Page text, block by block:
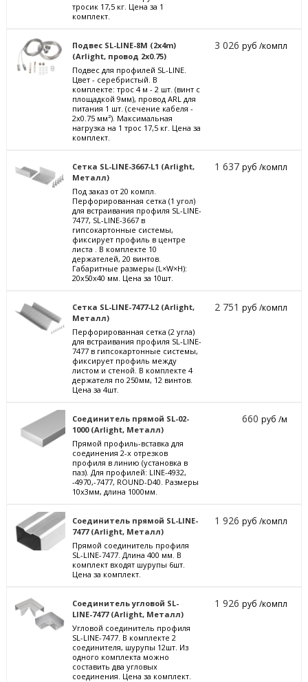
тросик 17,5 кг. Цена за 1
комплект.
Подвес SL-LINE-8M (2x4m)
(Arlight, провод 2x0.75)
Подвес для профилей SL-LINE.
Цвет - серебристый. В
комплекте: трос 4 м - 2 шт. (винт с
площадкой 9мм), провод ARL для
питания 1 шт. (сечение кабеля -
2х0.75 мм²). Максимальная
нагрузка на 1 трос 17,5 кг. Цена за
комплект.
3 026руб /компл
Сетка SL-LINE-3667-L1 (Arlight,
Металл)
Под заказ от 20 компл.
Перфорированная сетка (1 угол)
для встраивания профиля SL-LINE-
7477, SL-LINE-3667 в
гипсокартонные системы,
фиксирует профиль в центре
листа . В комплекте 10
держателей, 20 винтов.
Габаритные размеры (L×W×H):
20x50x40 мм. Цена за 10шт.
1 637руб /компл
Сетка SL-LINE-7477-L2 (Arlight,
Металл)
Перфорированная сетка (2 угла)
для встраивания профиля SL-LINE-
7477 в гипсокартонные системы,
фиксирует профиль между
листом и стеной. В комплекте 4
держателя по 250мм, 12 винтов.
Цена за 4шт.
2 751руб /компл
Соединитель прямой SL-02-
1000 (Arlight, Металл)
Прямой профиль-вставка для
соединения 2-х отрезков
профиля в линию (установка в
паз). Для профилей: LINE-4932,
-4970,-7477, ROUND-D40. Размеры
10х3мм, длина 1000мм.
660руб /м
Соединитель прямой SL-LINE-
7477 (Arlight, Металл)
Прямой соединитель профиля
SL-LINE-7477. Длина 400 мм. В
комплект входят шурупы 6шт.
Цена за комплект.
1 926руб /компл
Соединитель угловой SL-
LINE-7477 (Arlight, Металл)
Угловой соединитель профиля
SL-LINE-7477. В комплекте 2
соединителя, шурупы 12шт. Из
одного комплекта можно
составить два угловых
соединения. Цена за комплект.
1 926руб /компл